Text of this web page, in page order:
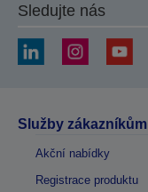
Sledujte nás
Služby zákazníkům
Akční nabídky
Registrace produktu